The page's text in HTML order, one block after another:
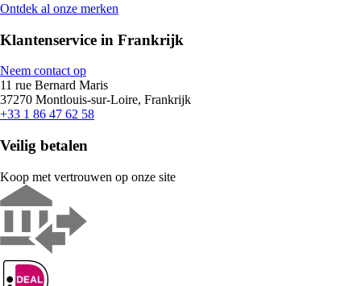
Ontdek al onze merken
Klantenservice in Frankrijk
Neem contact op
11 rue Bernard Maris
37270 Montlouis-sur-Loire, Frankrijk
+33 1 86 47 62 58
Veilig betalen
Koop met vertrouwen op onze site